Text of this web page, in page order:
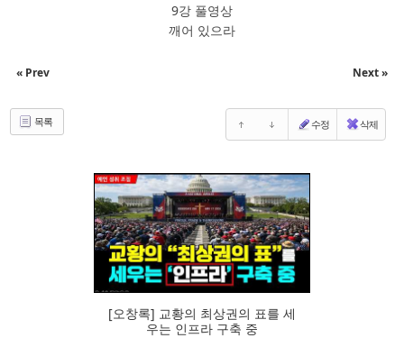
9강 풀영상
깨어 있으라
« Prev Next »
목록 수정 삭제
104
[오창록] 교황의 최상권의 표를 세
우는 인프라 구축 중